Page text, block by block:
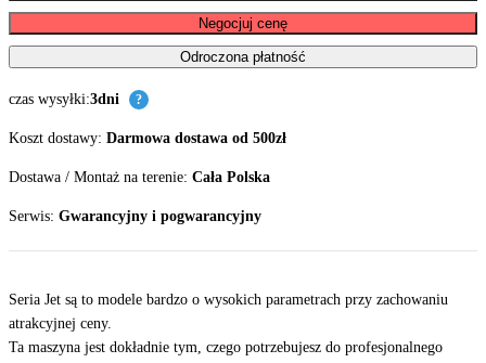
Negocjuj cenę
Odroczona płatność
czas wysyłki:3dni ?
Koszt dostawy: Darmowa dostawa od 500zł
Dostawa / Montaż na terenie: Cała Polska
Serwis: Gwarancyjny i pogwarancyjny
Seria Jet są to modele bardzo o wysokich parametrach przy zachowaniu
atrakcyjnej ceny.
Ta maszyna jest dokładnie tym, czego potrzebujesz do profesjonalnego